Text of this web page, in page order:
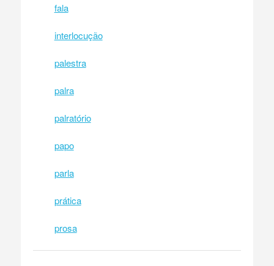
fala
interlocução
palestra
palra
palratório
papo
parla
prática
prosa